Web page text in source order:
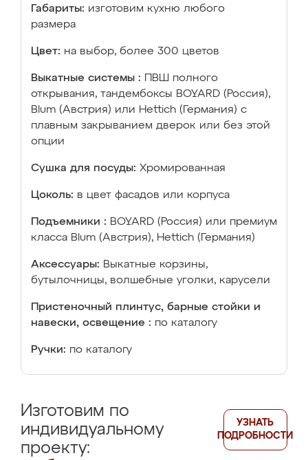
Габариты: изготовим кухню любого
размера
Цвет: на выбор, более 300 цветов
Выкатные системы :
ПВШ полного
открывания, тандембоксы BOYARD (Россия),
Blum (Австрия) или Hettich (Германия) с
плавным закрыванием дверок или без этой
опции
Сушка для посуды: Хромированная
Цоколь: в цвет фасадов или корпуса
Подъемники : BOYARD (Россия) или премиум
класса Blum (Австрия), Hettich (Германия)
Аксессуары: Выкатные корзины,
бутылочницы, волшебные уголки, карусели
Пристеночный плинтус, барные стойки и
навески, освещение : по каталогу
Ручки: по каталогу
Изготовим по
индивидуальному
проекту:
УЗНАТЬ
ПОДРОБНОСТИ